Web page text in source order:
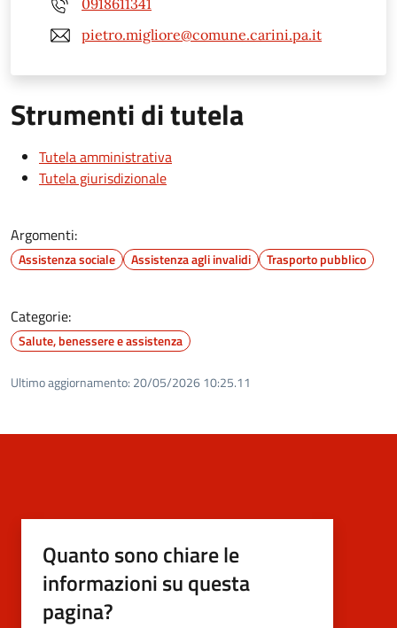
0918611341
pietro.migliore@comune.carini.pa.it
Strumenti di tutela
Tutela amministrativa
Tutela giurisdizionale
Argomenti:
Assistenza sociale Assistenza agli invalidi Trasporto pubblico
Categorie:
Salute, benessere e assistenza
Ultimo aggiornamento: 20/05/2026 10:25.11
Quanto sono chiare le
informazioni su questa
pagina?